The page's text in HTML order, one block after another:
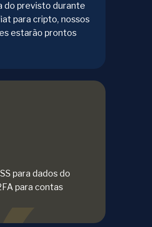
do previsto durante
para cripto, nossos
estarão prontos
para dados do
para contas